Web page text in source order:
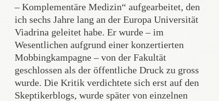
– Komplementäre Medizin“ aufgearbeitet, den
ich sechs Jahre lang an der Europa Universität
Viadrina geleitet habe. Er wurde – im
Wesentlichen aufgrund einer konzertierten
Mobbingkampagne – von der Fakultät
geschlossen als der öffentliche Druck zu gross
wurde. Die Kritik verdichtete sich erst auf den
Skeptikerblogs, wurde später von einzelnen